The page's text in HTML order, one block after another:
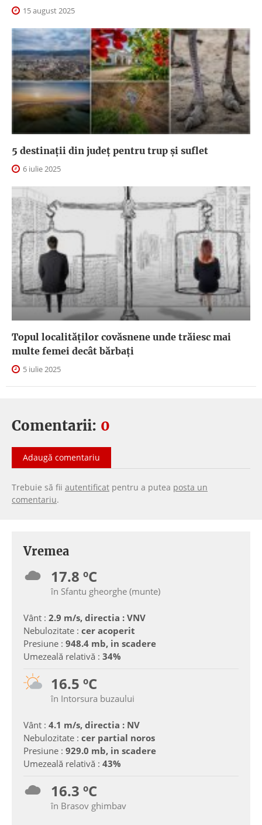
15 august 2025
5 destinații din județ pentru trup și suflet
6 iulie 2025
Topul localităților covăsnene unde trăiesc mai
multe femei decât bărbați
5 iulie 2025
Comentarii: 0
Adaugă comentariu
Trebuie să fii autentificat pentru a putea posta un
comentariu.
Vremea
17.8 ºC
în Sfantu gheorghe (munte)
Vânt : 2.9 m/s, directia : VNV
Nebulozitate : cer acoperit
Presiune : 948.4 mb, in scadere
Umezeală relativă : 34%
16.5 ºC
în Intorsura buzaului
Vânt : 4.1 m/s, directia : NV
Nebulozitate : cer partial noros
Presiune : 929.0 mb, in scadere
Umezeală relativă : 43%
16.3 ºC
în Brasov ghimbav